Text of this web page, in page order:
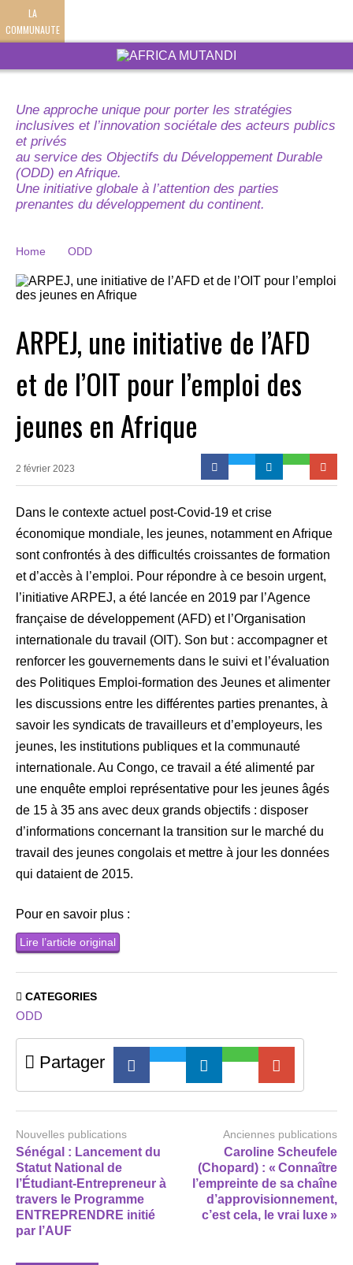
LA
COMMUNAUTE
Une approche unique pour porter les stratégies
inclusives et l’innovation sociétale des acteurs publics
et privés
au service des Objectifs du Développement Durable
(ODD) en Afrique.
Une initiative globale à l’attention des parties
prenantes du développement du continent.
Home ODD
ARPEJ, une initiative de l’AFD
et de l’OIT pour l’emploi des
jeunes en Afrique
2 février 2023
Dans le contexte actuel post-Covid-19 et crise
économique mondiale, les jeunes, notamment en Afrique
sont confrontés à des difficultés croissantes de formation
et d’accès à l’emploi. Pour répondre à ce besoin urgent,
l’initiative ARPEJ, a été lancée en 2019 par l’Agence
française de développement (AFD) et l’Organisation
internationale du travail (OIT). Son but : accompagner et
renforcer les gouvernements dans le suivi et l’évaluation
des Politiques Emploi-formation des Jeunes et alimenter
les discussions entre les différentes parties prenantes, à
savoir les syndicats de travailleurs et d’employeurs, les
jeunes, les institutions publiques et la communauté
internationale. Au Congo, ce travail a été alimenté par
une enquête emploi représentative pour les jeunes âgés
de 15 à 35 ans avec deux grands objectifs : disposer
d’informations concernant la transition sur le marché du
travail des jeunes congolais et mettre à jour les données
qui dataient de 2015.
Pour en savoir plus :
Lire l’article original
CATEGORIES
ODD
Partager
Nouvelles publications
Sénégal : Lancement du
Statut National de
l’Étudiant-Entrepreneur à
travers le Programme
ENTREPRENDRE initié
par l’AUF
Anciennes publications
Caroline Scheufele
(Chopard) : « Connaître
l’empreinte de sa chaîne
d’approvisionnement,
c’est cela, le vrai luxe »